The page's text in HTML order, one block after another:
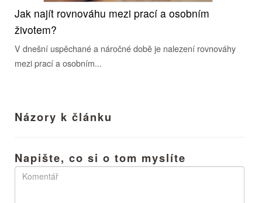
Jak najít rovnováhu mezi prací a osobním
životem?
V dnešní uspěchané a náročné době je nalezení rovnováhy
mezi prací a osobním...
Názory k článku
Napište, co si o tom myslíte